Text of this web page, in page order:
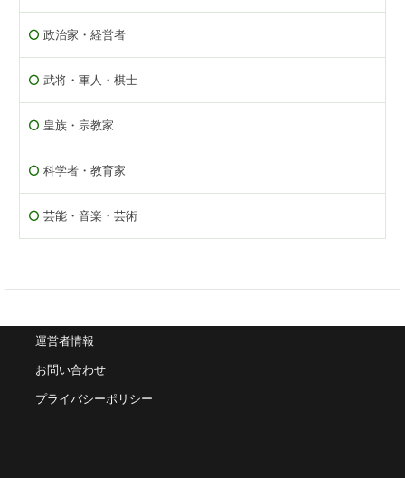
政治家・経営者
武将・軍人・棋士
皇族・宗教家
科学者・教育家
芸能・音楽・芸術
運営者情報
お問い合わせ
プライバシーポリシー